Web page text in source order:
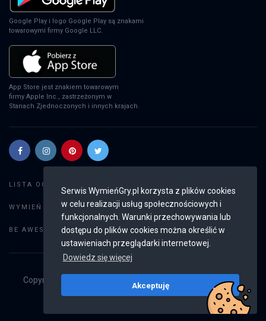
Serwis WymieńGry.pl korzysta z plików cookies
w celu realizacji usług społecznościowych i
funkcjonalnych. Warunki przechowywania lub
dostępu do plików cookies można określić w
ustawieniach przeglądarki internetowej.
Dowiedz się więcej
Akceptuję
Google Play i logo Google Play są znakami
towarowymi firmy Google LLC.
App Store jest znakiem towarowym
firmy Apple Inc., zastrzeżonym w
Stanach Zjednoczonych i innych krajach.
LISTA OGŁOSZEŃ:
WYMIEŃ GRY: Dodaj ogłoszenie
BE AWESOME: Weryfikacja konta
Copyright © 2019 - 2026
Wszystkie prawa
v2.8.4